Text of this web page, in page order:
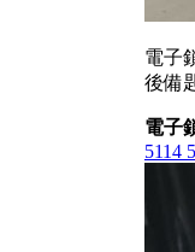
電子
後備
電子
5114